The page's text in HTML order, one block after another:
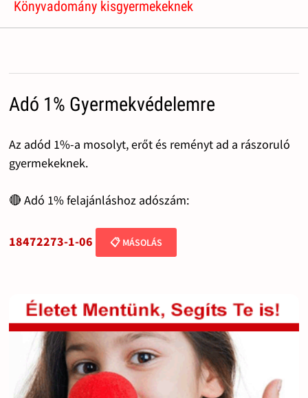
Könyvadomány kisgyermekeknek
Adó 1% Gyermekvédelemre
Az adód 1%-a mosolyt, erőt és reményt ad a rászoruló
gyermekeknek.
🔴 Adó 1% felajánláshoz adószám:
18472273-1-06 📋 MÁSOLÁS